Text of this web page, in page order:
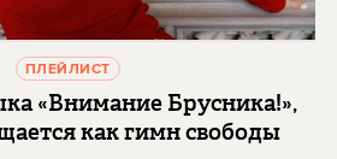
ПЛЕЙЛИСТ
«Внимание Брусника!»,
как гимн свободы